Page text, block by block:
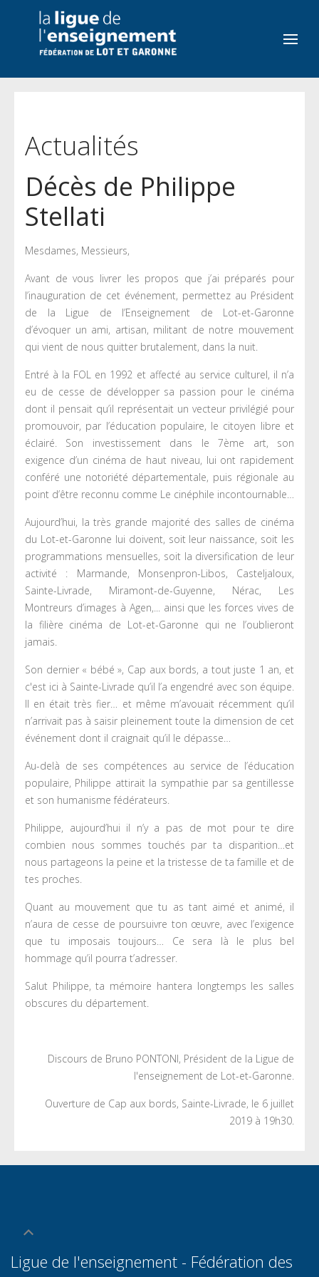
Actualités
Décès de Philippe
Stellati
Mesdames, Messieurs,
Avant de vous livrer les propos que j’ai préparés pour
l’inauguration de cet événement, permettez au Président
de la Ligue de l’Enseignement de Lot-et-Garonne
d’évoquer un ami, artisan, militant de notre mouvement
qui vient de nous quitter brutalement, dans la nuit.
Entré à la FOL en 1992 et affecté au service culturel, il n’a
eu de cesse de développer sa passion pour le cinéma
dont il pensait qu’il représentait un vecteur privilégié pour
promouvoir, par l’éducation populaire, le citoyen libre et
éclairé. Son investissement dans le 7ème art, son
exigence d’un cinéma de haut niveau, lui ont rapidement
conféré une notoriété départementale, puis régionale au
point d’être reconnu comme Le cinéphile incontournable…
Aujourd’hui, la très grande majorité des salles de cinéma
du Lot-et-Garonne lui doivent, soit leur naissance, soit les
programmations mensuelles, soit la diversification de leur
activité : Marmande, Monsenpron-Libos, Casteljaloux,
Sainte-Livrade, Miramont-de-Guyenne, Nérac, Les
Montreurs d’images à Agen,... ainsi que les forces vives de
la filière cinéma de Lot-et-Garonne qui ne l’oublieront
jamais.
Son dernier « bébé », Cap aux bords, a tout juste 1 an, et
c'est ici à Sainte-Livrade qu’il l’a engendré avec son équipe.
Il en était très fier… et même m’avouait récemment qu’il
n’arrivait pas à saisir pleinement toute la dimension de cet
événement dont il craignait qu’il le dépasse…
Au-delà de ses compétences au service de l’éducation
populaire, Philippe attirait la sympathie par sa gentillesse
et son humanisme fédérateurs.
Philippe, aujourd’hui il n’y a pas de mot pour te dire
combien nous sommes touchés par ta disparition…et
nous partageons la peine et la tristesse de ta famille et de
tes proches.
Quant au mouvement que tu as tant aimé et animé, il
n’aura de cesse de poursuivre ton œuvre, avec l’exigence
que tu imposais toujours… Ce sera là le plus bel
hommage qu’il pourra t’adresser.
Salut Philippe, ta mémoire hantera longtemps les salles
obscures du département.
Discours de Bruno PONTONI, Président de la Ligue de
l'enseignement de Lot-et-Garonne.
Ouverture de Cap aux bords, Sainte-Livrade, le 6 juillet
2019 à 19h30.
Ligue de l'enseignement - Fédération des